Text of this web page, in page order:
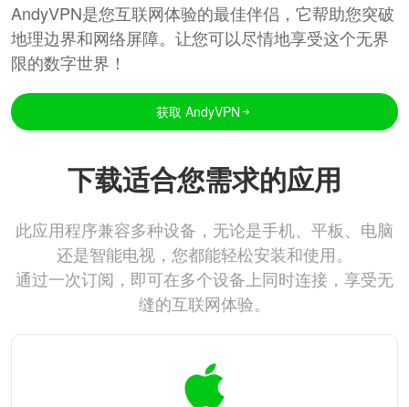
AndyVPN是您互联网体验的最佳伴侣，它帮助您突破
地理边界和网络屏障。让您可以尽情地享受这个无界
限的数字世界！
获取 AndyVPN
下载适合您需求的应用
此应用程序兼容多种设备，无论是手机、平板、电脑
还是智能电视，您都能轻松安装和使用。
通过一次订阅，即可在多个设备上同时连接，享受无
缝的互联网体验。